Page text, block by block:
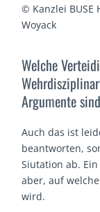
© Kanzlei BUSE
Woyack
Welche
Argumente
Auch das ist
beantworten,
Siutation ab.
aber, auf
wird.